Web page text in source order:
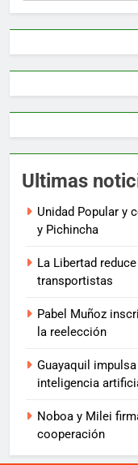
Ultimas
Unidad Popular y
y Pichincha
La Libertad
transportistas
Pabel Muñoz
la reelección
Guayaquil
inteligencia
Noboa y Milei
cooperación